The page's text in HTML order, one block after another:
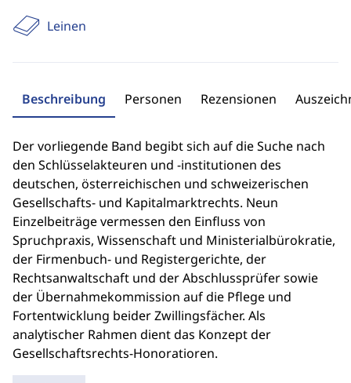
Leinen
Beschreibung Personen Rezensionen
Der vorliegende Band begibt sich auf die Suche nach
den Schlüsselakteuren und -institutionen des
deutschen, österreichischen und schweizerischen
Gesellschafts- und Kapitalmarktrechts. Neun
Einzelbeiträge vermessen den Einfluss von
Spruchpraxis, Wissenschaft und Ministerialbürokratie,
der Firmenbuch- und Registergerichte, der
Rechtsanwaltschaft und der Abschlussprüfer sowie
der Übernahmekommission auf die Pflege und
Fortentwicklung beider Zwillingsfächer. Als
analytischer Rahmen dient das Konzept der
Gesellschaftsrechts-Honoratioren.